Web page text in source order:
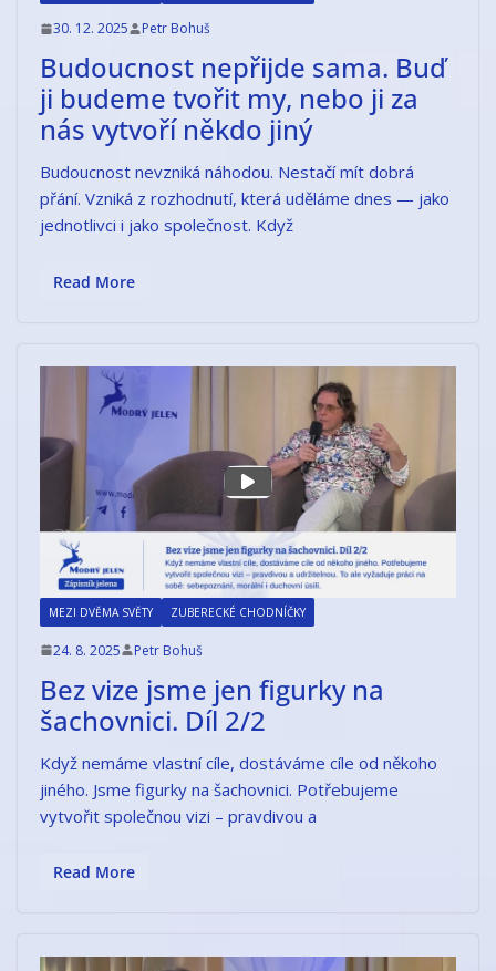
30. 12. 2025 Petr Bohuš
Budoucnost nepřijde sama. Buď
ji budeme tvořit my, nebo ji za
nás vytvoří někdo jiný
Budoucnost nevzniká náhodou. Nestačí mít dobrá
přání. Vzniká z rozhodnutí, která uděláme dnes — jako
jednotlivci i jako společnost. Když
Read More
MEZI DVĚMA SVĚTY ZUBERECKÉ CHODNÍČKY
24. 8. 2025 Petr Bohuš
Bez vize jsme jen figurky na
šachovnici. Díl 2/2
Když nemáme vlastní cíle, dostáváme cíle od někoho
jiného. Jsme figurky na šachovnici. Potřebujeme
vytvořit společnou vizi – pravdivou a
Read More